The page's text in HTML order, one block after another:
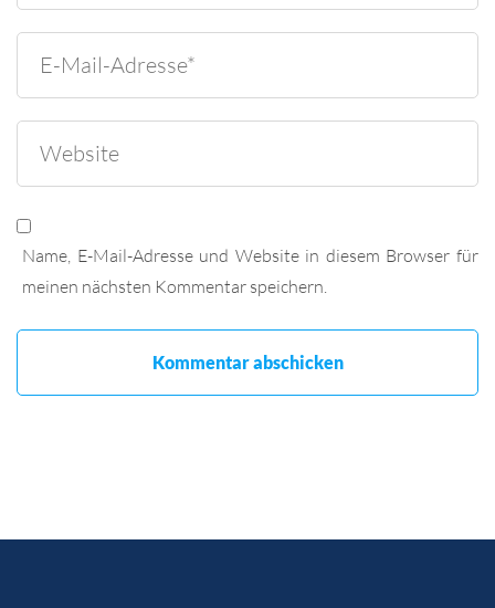
Name, E-Mail-Adresse und Website in diesem Browser für
meinen nächsten Kommentar speichern.